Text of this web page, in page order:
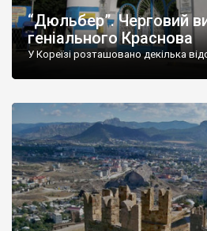
“Дюльбер”. Черговий
геніального Краснова
У Кореїзі розташовано декілька